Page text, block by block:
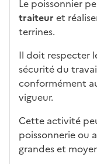
Le poissonnier
traiteur et
terrines.
Il doit respecter
sécurité du
conformément
vigueur.
Cette activité
poissonnerie ou
grandes et